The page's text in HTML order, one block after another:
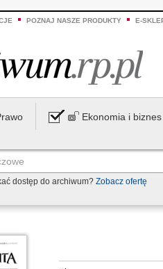
POZNAJ NASZE PRODUKTY E-
Ekonomia i biznes
dostęp do archiwum? Zobacz ofertę